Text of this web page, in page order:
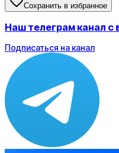
Сохранить в избранное
Наш телеграм канал
Подписаться на канал